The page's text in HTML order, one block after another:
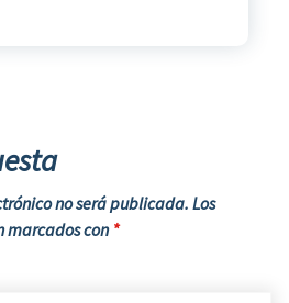
no será publicada. Los
marcados con *